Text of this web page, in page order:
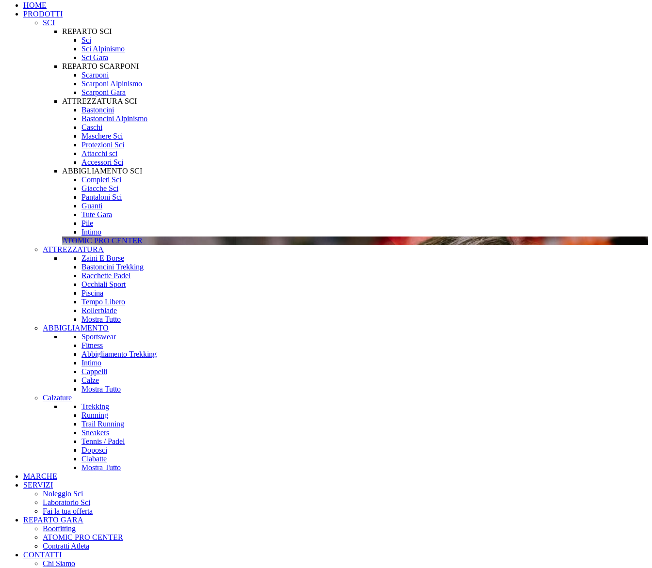
HOME
PRODOTTI
SCI
REPARTO SCI
Sci
Sci Alpinismo
Sci Gara
REPARTO SCARPONI
Scarponi
Scarponi Alpinismo
Scarponi Gara
ATTREZZATURA SCI
Bastoncini
Bastoncini Alpinismo
Caschi
Maschere Sci
Protezioni Sci
Attacchi sci
Accessori Sci
ABBIGLIAMENTO SCI
Completi Sci
Giacche Sci
Pantaloni Sci
Guanti
Tute Gara
Pile
Intimo
ATOMIC PRO CENTER
ATTREZZATURA
Zaini E Borse
Bastoncini Trekking
Racchette Padel
Occhiali Sport
Piscina
Tempo Libero
Rollerblade
Mostra Tutto
ABBIGLIAMENTO
Sportswear
Fitness
Abbigliamento Trekking
Intimo
Cappelli
Calze
Mostra Tutto
Calzature
Trekking
Running
Trail Running
Sneakers
Tennis / Padel
Doposci
Ciabatte
Mostra Tutto
MARCHE
SERVIZI
Noleggio Sci
Laboratorio Sci
Fai la tua offerta
REPARTO GARA
Bootfitting
ATOMIC PRO CENTER
Contratti Atleta
CONTATTI
Chi Siamo